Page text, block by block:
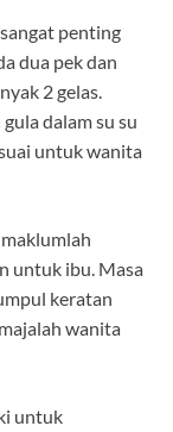
penting
dua pek dan
2 gelas.
dalam su su
untuk wanita
untuk ibu. Masa
keratan
wanita
untuk